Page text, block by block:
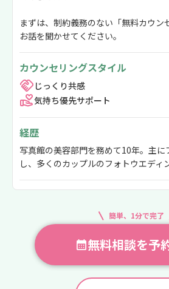
まずは、制約義務のない「無料カウン
お話を聞かせてください。
カウンセリングスタイル
じっくり共感
気持ち優先サポート
経歴
写真館の美容部門を務めて10年。主に
し、多くのカップルのフォトウエディ
簡単、1分で完了
無料相談を予